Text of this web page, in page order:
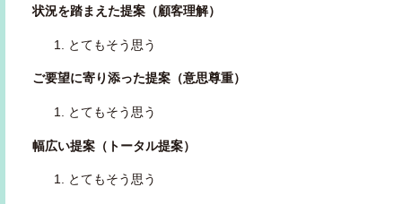
状況を踏まえた提案（顧客理解）
とてもそう思う
ご要望に寄り添った提案（意思尊重）
とてもそう思う
幅広い提案（トータル提案）
とてもそう思う